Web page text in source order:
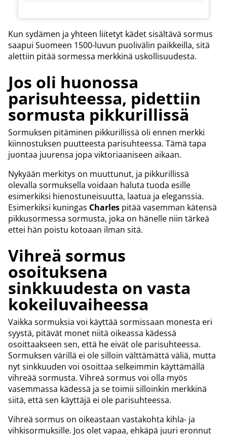
Kun sydämen ja yhteen liitetyt kädet sisältävä sormus
saapui Suomeen 1500-luvun puolivälin paikkeilla, sitä
alettiin pitää sormessa merkkinä uskollisuudesta.
Jos oli huonossa
parisuhteessa, pidettiin
sormusta pikkurillissä
Sormuksen pitäminen pikkurillissä oli ennen merkki
kiinnostuksen puutteesta parisuhteessa. Tämä tapa
juontaa juurensa jopa viktoriaaniseen aikaan.
Nykyään merkitys on muuttunut, ja pikkurillissä
olevalla sormuksella voidaan haluta tuoda esille
esimerkiksi hienostuneisuutta, laatua ja eleganssia.
Esimerkiksi kuningas Charles pitää vasemman kätensä
pikkusormessa sormusta, joka on hänelle niin tärkeä
ettei hän poistu kotoaan ilman sitä.
Vihreä sormus
osoituksena
sinkkuudesta on vasta
kokeiluvaiheessa
Vaikka sormuksia voi käyttää sormissaan monesta eri
syystä, pitävät monet niitä oikeassa kädessä
osoittaakseen sen, että he eivät ole parisuhteessa.
Sormuksen värillä ei ole silloin välttämättä väliä, mutta
nyt sinkkuuden voi osoittaa selkeimmin käyttämällä
vihreää sormusta. Vihreä sormus voi olla myös
vasemmassa kädessä ja se toimii silloinkin merkkinä
siitä, että sen käyttäjä ei ole parisuhteessa.
Vihreä sormus on oikeastaan vastakohta kihla- ja
vihkisormuksille. Jos olet vapaa, ehkäpä juuri eronnut